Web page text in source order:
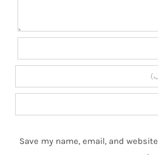
Save my name, email, and